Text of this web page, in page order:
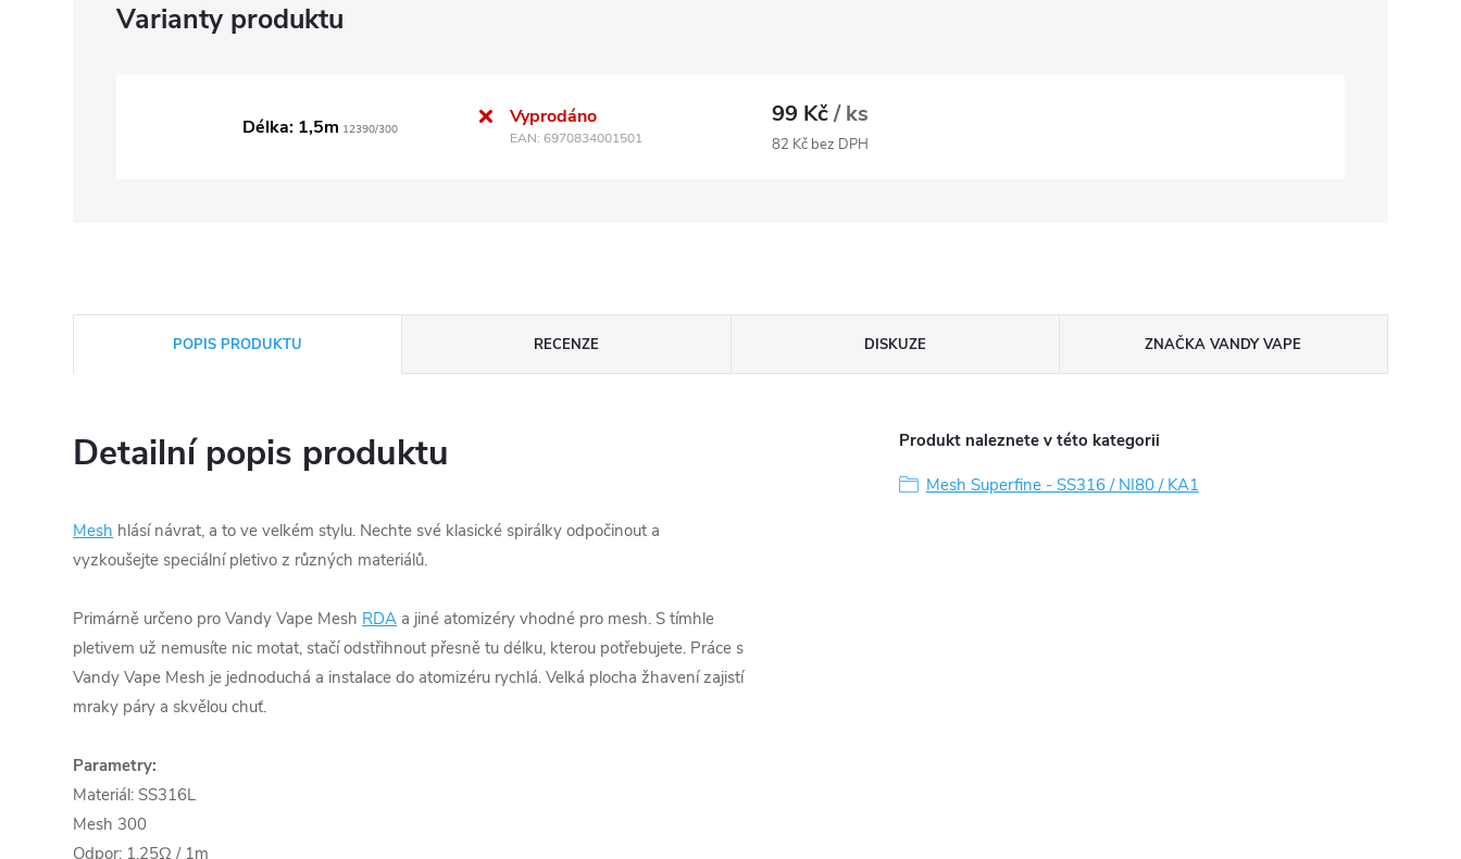
Délka: 1,5m 12390/300
Vyprodáno
EAN: 6970834001501
99 Kč/ ks
82 Kč bez DPH
POPIS PRODUKTU RECENZE DISKUZE ZNAČKA VANDY VAPE
Detailní popis produktu
Mesh hlásí návrat, a to ve velkém stylu. Nechte své klasické spirálky odpočinout a
vyzkoušejte speciální pletivo z různých materiálů.
Primárně určeno pro Vandy Vape Mesh RDA a jiné atomizéry vhodné pro mesh. S tímhle
pletivem už nemusíte nic motat, stačí odstřihnout přesně tu délku, kterou potřebujete. Práce s
Vandy Vape Mesh je jednoduchá a instalace do atomizéru rychlá. Velká plocha žhavení zajistí
mraky páry a skvělou chuť.
Parametry:
Materiál: SS316L
Mesh 300
Odpor: 1,25Ω / 1m
Produkt naleznete v této kategorii
Mesh Superfine - SS316 / NI80 / KA1